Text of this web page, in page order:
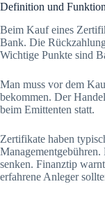
Definition und
Beim Kauf eines
Bank. Die
Wichtige Punkte sind
Man muss vor dem
bekommen. Der
beim Emittenten statt.
Zertifikate haben
senken. Finanztip
erfahrene Anleger